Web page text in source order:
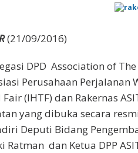
(21/09/2016)
DPD Association of
Perusahaan
(IHTF) dan Rakernas
yang dibuka secara
Deputi Bidang
Ratman dan Ketua DPP